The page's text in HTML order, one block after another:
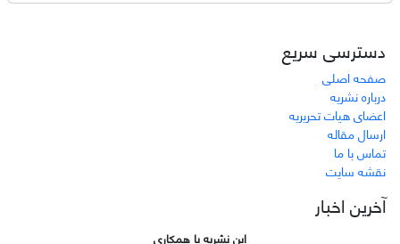
دسترسی سریع
صفحه اصلی
درباره نشریه
اعضای هیات تحریریه
ارسال مقاله
تماس با ما
نقشه سایت
آخرین اخبار
این نشریه با همکاری